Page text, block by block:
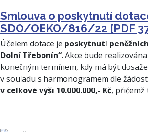
Smlouva o poskytnutí
SDO/OEKO/816/22 [PDF
Účelem dotace je poskytnutí
Dolní Třebonín“. Akce bude
konečným termínem, kdy má být
v souladu s harmonogramem dle
v celkové výši 10.000.000,- Kč, přičemž